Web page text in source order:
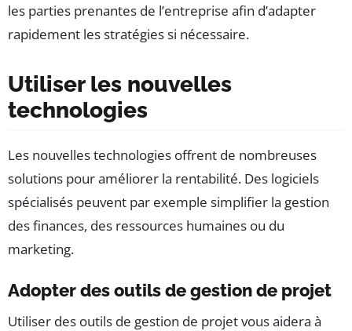
les parties prenantes de l’entreprise afin d’adapter
rapidement les stratégies si nécessaire.
Utiliser les nouvelles
technologies
Les nouvelles technologies offrent de nombreuses
solutions pour améliorer la rentabilité. Des logiciels
spécialisés peuvent par exemple simplifier la gestion
des finances, des ressources humaines ou du
marketing.
Adopter des outils de gestion de projet
Utiliser des outils de gestion de projet vous aidera à